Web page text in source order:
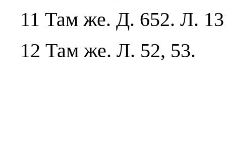
11 Там же. Д. 652. Л.
12 Там же. Л. 52, 53.